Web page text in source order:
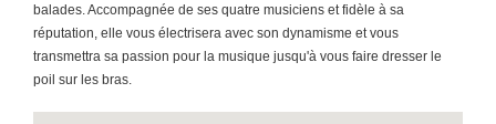
balades. Accompagnée de ses quatre musiciens et fidèle à sa
réputation, elle vous électrisera avec son dynamisme et vous
transmettra sa passion pour la musique jusqu'à vous faire dresser le
poil sur les bras.